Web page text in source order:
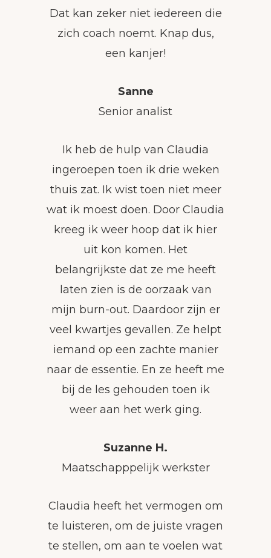
Dat kan zeker niet iedereen die
zich coach noemt. Knap dus,
een kanjer!
Sanne
Senior analist
Ik heb de hulp van Claudia
ingeroepen toen ik drie weken
thuis zat. Ik wist toen niet meer
wat ik moest doen. Door Claudia
kreeg ik weer hoop dat ik hier
uit kon komen. Het
belangrijkste dat ze me heeft
laten zien is de oorzaak van
mijn burn-out. Daardoor zijn er
veel kwartjes gevallen. Ze helpt
iemand op een zachte manier
naar de essentie. En ze heeft me
bij de les gehouden toen ik
weer aan het werk ging.
Suzanne H.
Maatschapppelijk werkster
Claudia heeft het vermogen om
te luisteren, om de juiste vragen
te stellen, om aan te voelen wat